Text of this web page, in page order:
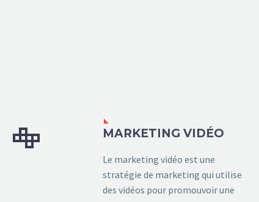

 MARKETING VIDÉO
Le marketing vidéo est une
stratégie de marketing qui utilise
des vidéos pour promouvoir une